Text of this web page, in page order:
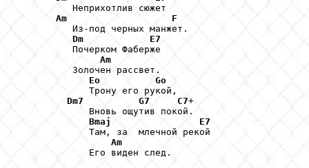
          Неприхотлив сюжет
Am
F
          Из-под черных манжет.
Dm
E7
          Почерком Фаберже
Am
          Золочен рассвет.
Eo
Go
             Трону его рукой,
Dm7
G7 C7+
             Вновь ощутив покой.
Bmaj
E7
             Там, за  млечной рекой
Am
             Его виден след.